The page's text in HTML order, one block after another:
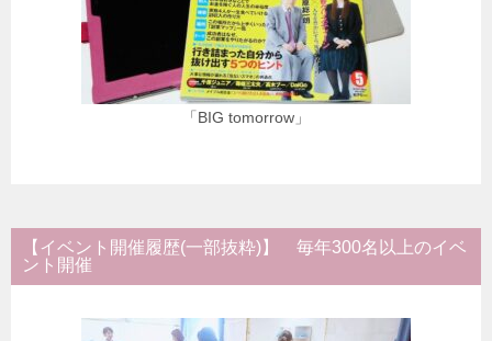
「BIG tomorrow」
【イベント開催履歴(一部抜粋)】 毎年300名以上のイベ
ント開催